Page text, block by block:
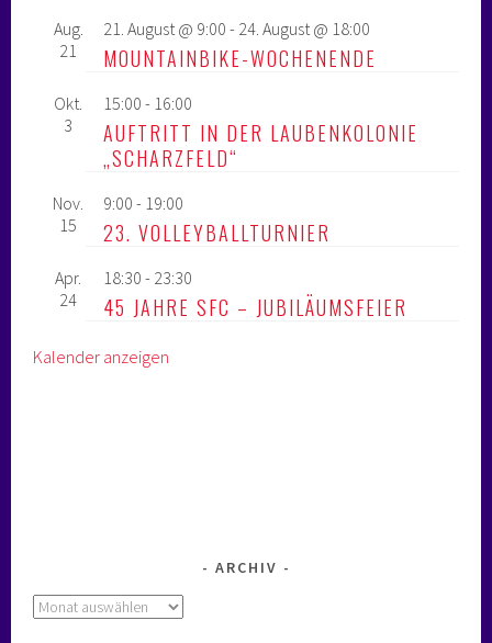
Aug.
21
21. August @ 9:00 - 24. August @ 18:00
MOUNTAINBIKE-WOCHENENDE
Okt.
3
15:00 - 16:00
AUFTRITT IN DER LAUBENKOLONIE
„SCHARZFELD“
Nov.
15
9:00 - 19:00
23. VOLLEYBALLTURNIER
Apr.
24
18:30 - 23:30
45 JAHRE SFC – JUBILÄUMSFEIER
Kalender anzeigen
ARCHIV
Archiv